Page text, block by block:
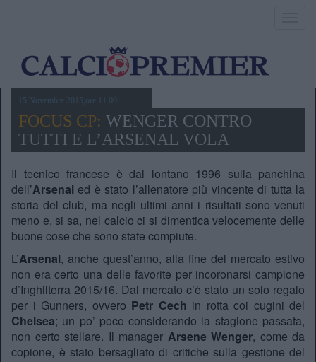
15 Novembre 2015,ore 11.00
FOCUS CP: WENGER CONTRO
TUTTI E L’ARSENAL VOLA
Il tecnico francese è dal lontano 1996 sulla panchina
dell’Arsenal ed è stato l’allenatore più vincente di tutta la
storia del club, ma negli ultimi anni i risultati sono venuti
meno e, si sa, nel calcio ci si dimentica velocemente delle
buone cose che sono state compiute.
L’Arsenal, anche quest’anno, alla fine del mercato estivo
non era certo una delle favorite per incoronarsi campione
d’Inghilterra 2015/16. Dal mercato c’è stato un solo regalo
per i Gunners, ovvero Petr Cech in rotta coi cugini del
Chelsea; un po’ poco considerando la stagione passata,
non certo stellare. Il manager Arsene Wenger, come da
copione, è stato bersagliato di critiche sulla gestione del